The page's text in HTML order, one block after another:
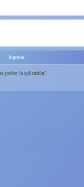
Ingresar
probar la aplicación?